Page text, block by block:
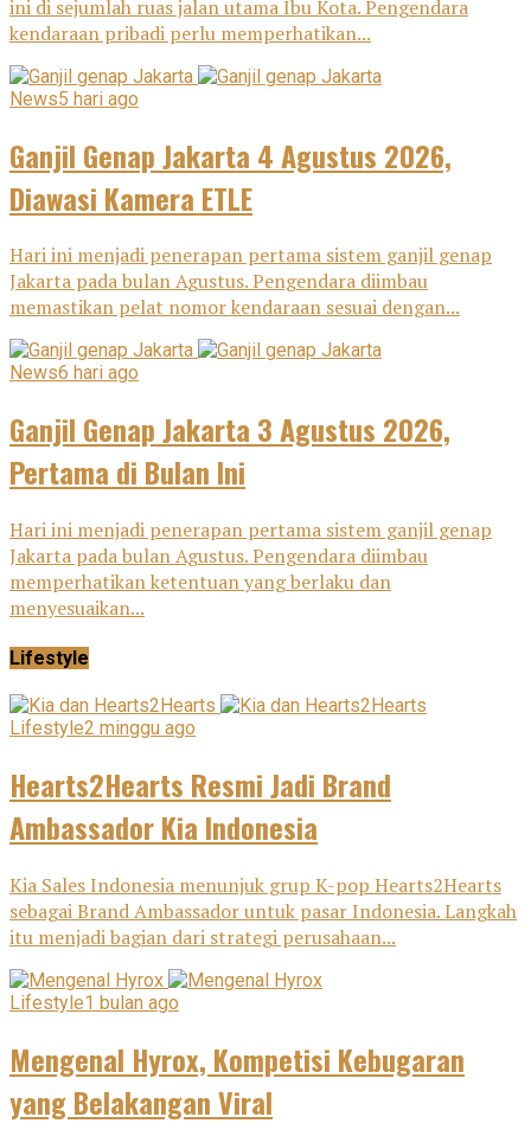
ini di sejumlah ruas jalan utama Ibu Kota. Pengendara
kendaraan pribadi perlu memperhatikan...
News5 hari ago
Ganjil Genap Jakarta 4 Agustus 2026,
Diawasi Kamera ETLE
Hari ini menjadi penerapan pertama sistem ganjil genap
Jakarta pada bulan Agustus. Pengendara diimbau
memastikan pelat nomor kendaraan sesuai dengan...
News6 hari ago
Ganjil Genap Jakarta 3 Agustus 2026,
Pertama di Bulan Ini
Hari ini menjadi penerapan pertama sistem ganjil genap
Jakarta pada bulan Agustus. Pengendara diimbau
memperhatikan ketentuan yang berlaku dan
menyesuaikan...
Lifestyle
Lifestyle2 minggu ago
Hearts2Hearts Resmi Jadi Brand
Ambassador Kia Indonesia
Kia Sales Indonesia menunjuk grup K-pop Hearts2Hearts
sebagai Brand Ambassador untuk pasar Indonesia. Langkah
itu menjadi bagian dari strategi perusahaan...
Lifestyle1 bulan ago
Mengenal Hyrox, Kompetisi Kebugaran
yang Belakangan Viral